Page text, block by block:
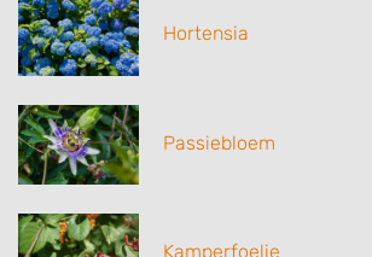
Hortensia
Passiebloem